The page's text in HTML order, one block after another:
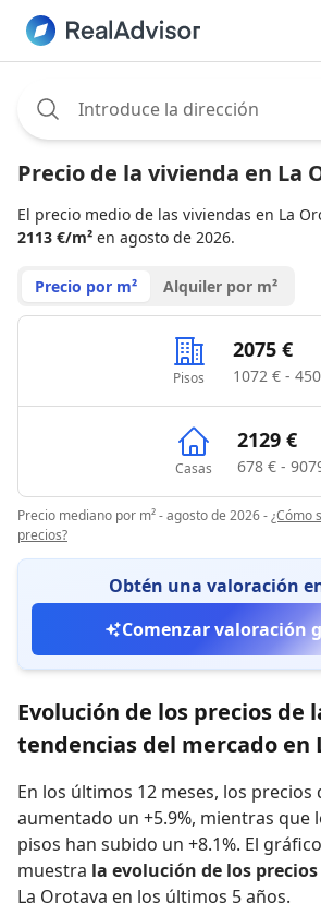
Precio de la vivienda en La
El precio medio de las viviendas en La
2113 €/m² en agosto de 2026.
Precio por m² Alquiler por m²
Pisos
2075 €
1072 € -
Casas
2129 €
678 € -
Precio mediano por m² - agosto de 2026-¿Cómo
precios?
Obtén una valoración
Comenzar valoración
Evolución de los precios de
tendencias del mercado en
En los últimos 12 meses, los precios
aumentado un +5.9%, mientras que
pisos han subido un +8.1%. El
muestra la evolución de los
La Orotava en los últimos 5 años.